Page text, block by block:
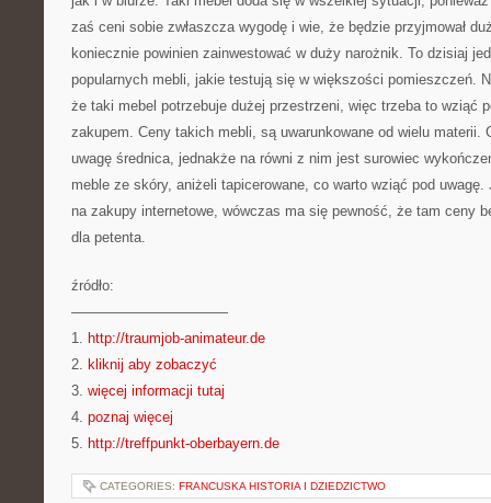
zaś ceni sobie zwłaszcza wygodę i wie, że będzie przyjmował
koniecznie powinien zainwestować w duży narożnik. To dzisiaj
popularnych mebli, jakie testują się w większości pomieszczeń.
że taki mebel potrzebuje dużej przestrzeni, więc trzeba to wziąć
zakupem. Ceny takich mebli, są uwarunkowane od wielu materii.
uwagę średnica, jednakże na równi z nim jest surowiec
meble ze skóry, aniżeli tapicerowane, co warto wziąć pod
na zakupy internetowe, wówczas ma się pewność, że tam ceny
dla petenta.
źródło:
———————————
1. http://traumjob-animateur.de
2. kliknij aby zobaczyć
3. więcej informacji tutaj
4. poznaj więcej
5. http://treffpunkt-oberbayern.de
CATEGORIES: FRANCUSKA HISTORIA I DZIEDZICTWO